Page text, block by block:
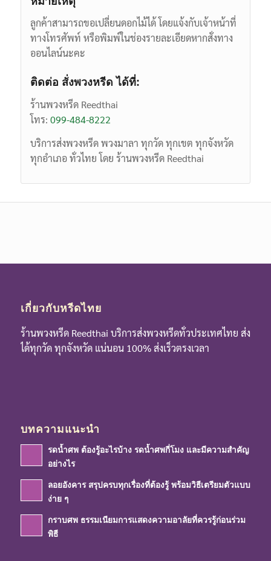
ลูกค้าสามารถขอเปลี่ยนดอกไม้ได้ โดยแจ้งกับเจ้าหน้าที่
ทางโทรศัพท์ หรือพิมพ์ในช่องรายละเอียดหากสั่งทาง
ออนไลน์นะคะ
ติดต่อ สั่งพวงหรีด ได้ที่:
ร้านพวงหรีด Reedthai
โทร: 099-484-8222
บริการส่งพวงหรีด พวงมาลา ทุกวัด ทุกเขต ทุกจังหวัด
ทุกอำเภอ ทั่วไทย โดย ร้านพวงหรีด Reedthai
เกี่ยวกับหรีดไทย
ร้านพวงหรีด Reedthai บริการส่งพวงหรีดทั่วประเทศไทย ส่ง
ได้ทุกวัด ทุกจังหวัด แน่นอน 100% ส่งเร็วตรงเวลา
บทความแนะนำ
รดน้ำศพ ต้องรู้อะไรบ้าง รดน้ำศพกี่โมง และมีความสำคัญ
อย่างไร
ลอยอังคาร สรุปครบทุกเรื่องที่ต้องรู้ พร้อมวิธีเตรียมตัวแบบ
ง่าย ๆ
กราบศพ ธรรมเนียมการแสดงความอาลัยที่ควรรู้ก่อนร่วม
พิธี